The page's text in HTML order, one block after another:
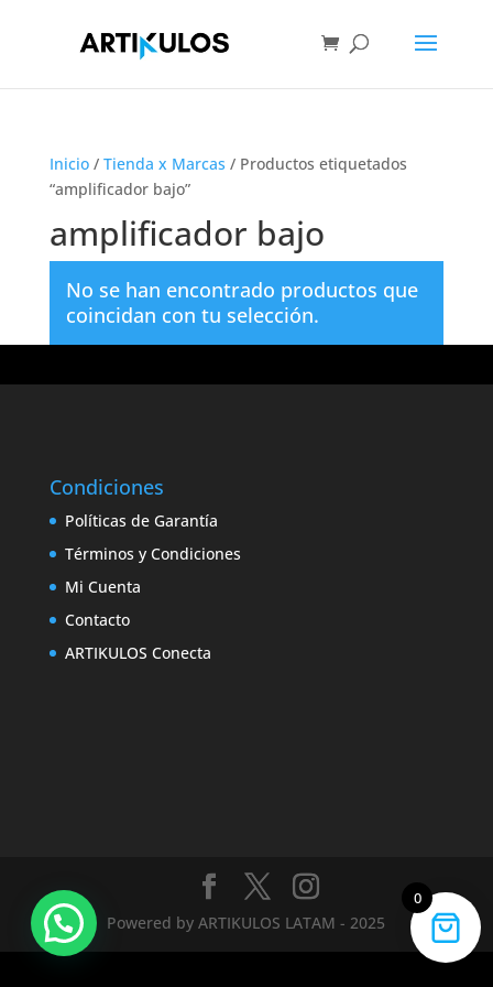
Inicio/ Tienda x Marcas / Productos etiquetados
“amplificador bajo”
amplificador bajo
No se han encontrado productos que
coincidan con tu selección.
Condiciones
Políticas de Garantía
Términos y Condiciones
Mi Cuenta
Contacto
ARTIKULOS Conecta
Powered by ARTIKULOS LATAM - 2025
0